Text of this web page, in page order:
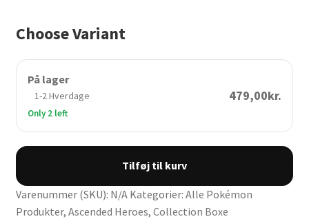
Choose Variant
På lager
1-2 Hverdage
Only 2 left
479,00kr.
Ascended
Mega
Emboar
Tilføj til kurv
Varenummer (SKU): N/A Kategorier: Alle Pokémon
Produkter, Ascended Heroes, Collection Boxe